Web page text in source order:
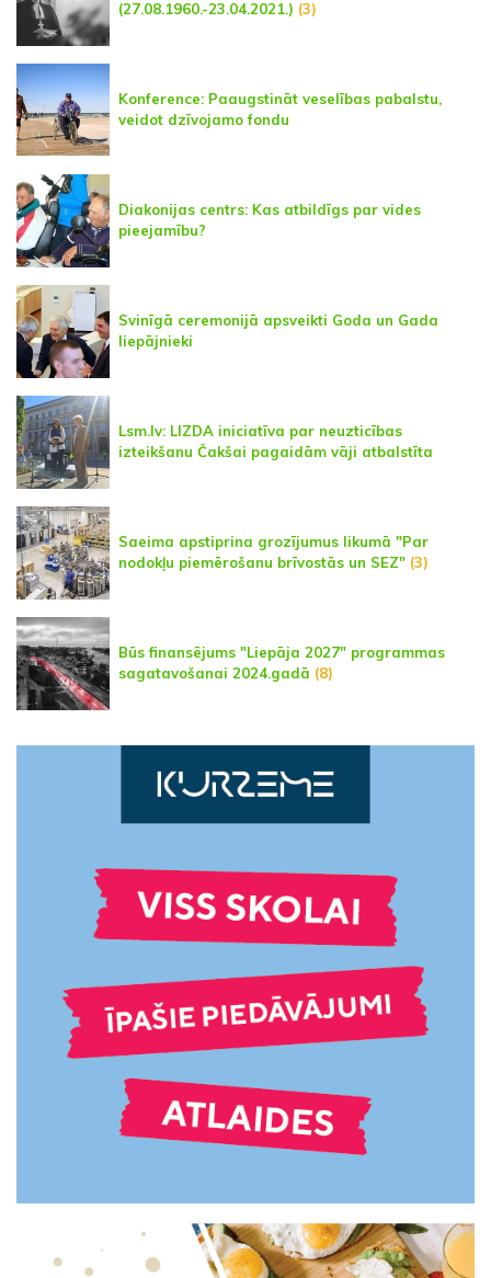
(27.08.1960.-23.04.2021.) (3)
Konference: Paaugstināt veselības pabalstu,
veidot dzīvojamo fondu
Diakonijas centrs: Kas atbildīgs par vides
pieejamību?
Svinīgā ceremonijā apsveikti Goda un Gada
liepājnieki
Lsm.lv: LIZDA iniciatīva par neuzticības
izteikšanu Čakšai pagaidām vāji atbalstīta
Saeima apstiprina grozījumus likumā "Par
nodokļu piemērošanu brīvostās un SEZ" (3)
Būs finansējums "Liepāja 2027" programmas
sagatavošanai 2024.gadā (8)